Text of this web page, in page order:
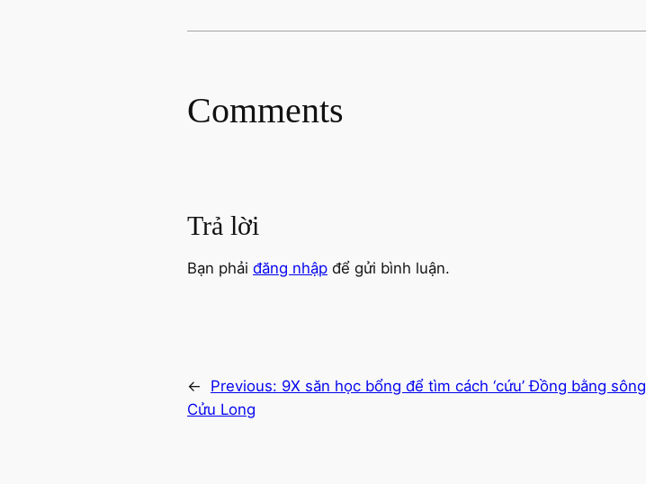
Comments
Trả lời
Bạn phải đăng nhập để gửi bình luận.
← Previous: 9X săn học bổng để tìm cách ‘cứu’ Đồng bằng sông
Cửu Long